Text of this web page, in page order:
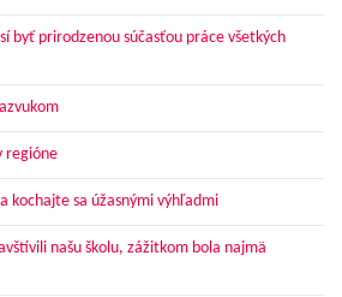
byť prirodzenou súčasťou práce všetkých
regióne
kochajte sa úžasnými výhľadmi
našu školu, zážitkom bola najmä